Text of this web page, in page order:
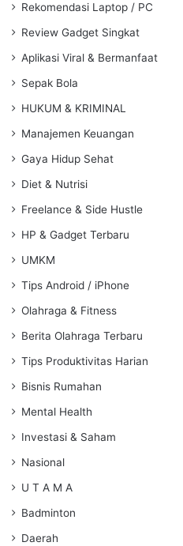
Rekomendasi Laptop / PC
Review Gadget Singkat
Aplikasi Viral & Bermanfaat
Sepak Bola
HUKUM & KRIMINAL
Manajemen Keuangan
Gaya Hidup Sehat
Diet & Nutrisi
Freelance & Side Hustle
HP & Gadget Terbaru
UMKM
Tips Android / iPhone
Olahraga & Fitness
Berita Olahraga Terbaru
Tips Produktivitas Harian
Bisnis Rumahan
Mental Health
Investasi & Saham
Nasional
U T A M A
Badminton
Daerah